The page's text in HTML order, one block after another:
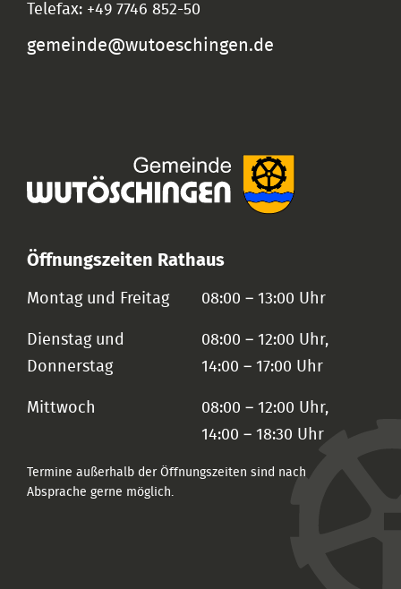
Telefax: +49 7746 852-50
gemeinde@wutoeschingen.de
Öffnungszeiten Rathaus
Montag und Freitag 08:00 – 13:00 Uhr
Dienstag und
Donnerstag
08:00 – 12:00 Uhr,
14:00 – 17:00 Uhr
Mittwoch
08:00 – 12:00 Uhr,
14:00 – 18:30 Uhr
Termine außerhalb der Öffnungszeiten sind nach
Absprache gerne möglich.